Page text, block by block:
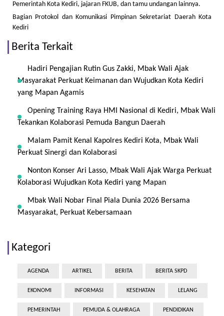
Pemerintah Kota Kediri, jajaran FKUB, dan tamu undangan lainnya.
Bagian Protokol dan Komunikasi Pimpinan Sekretariat Daerah Kota
Kediri
Berita Terkait
Hadiri Pengajian Rutin Gus Zakki, Mbak Wali Ajak
Masyarakat Perkuat Keimanan dan Wujudkan Kota Kediri
yang Mapan Agamis
Opening Training Raya HMI Nasional di Kediri, Mbak Wali
Tekankan Kolaborasi Pemuda Bangun Daerah
Malam Pamit Kenal Kapolres Kediri Kota, Mbak Wali
Perkuat Sinergi dan Kolaborasi
Nonton Konser Ari Lasso, Mbak Wali Ajak Warga Perkuat
Kolaborasi Wujudkan Kota Kediri yang Mapan
Mbak Wali Nobar Final Piala Dunia 2026 Bersama
Masyarakat, Perkuat Kebersamaan
Kategori
AGENDA ARTIKEL BERITA BERITA SKPD
EKONOMI INFORMASI KESEHATAN LELANG
PEMERINTAH PEMUDA & OLAHRAGA PENDIDIKAN